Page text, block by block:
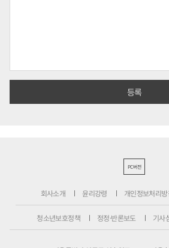
PC버전
회사소개 윤리강령 개인정보처리
청소년보호정책 정정·반론보도 기사